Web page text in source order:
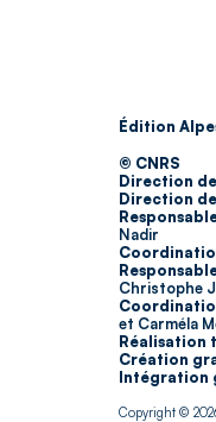
Édition
© CNRS
Direction
Direction
Nadir
Christophe
et Carméla
Réalisation
Création
Intégration
Copyright ©